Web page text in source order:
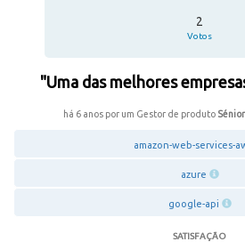
2
Votos
"Uma das melhores
há 6 anos por um Gestor de produto Sénior
amazon-web-services-
azure
google-api
SATISFAÇÃO